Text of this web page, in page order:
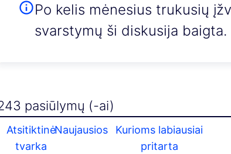
Po kelis mėnesius trukusių
svarstymų ši diskusija baigta.
pasiūlymų (-ai)
Atsitiktinė
tvarka
Naujausios
Kurioms labiausiai
pritarta